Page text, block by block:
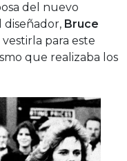
del nuevo
diseñador, Bruce
para este
que realizaba los